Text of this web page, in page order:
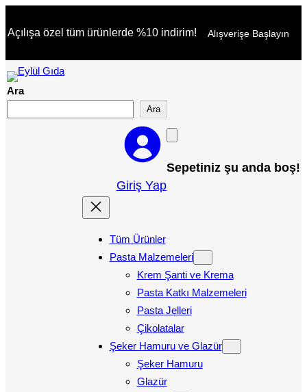
geç
Açılışa özel tüm ürünlerde %10 indirim! Alışverişe Başlayın
Ara
Ara
Giriş Yap
Sepetiniz şu anda boş!
Tüm Ürünler
Pasta Malzemeleri
Krem Şanti ve Krema
Pasta Katkı Malzemeleri
Pasta Jelleri
Çikolatalar
Şeker Hamuru ve Glazür
Şeker Hamuru
Glazür